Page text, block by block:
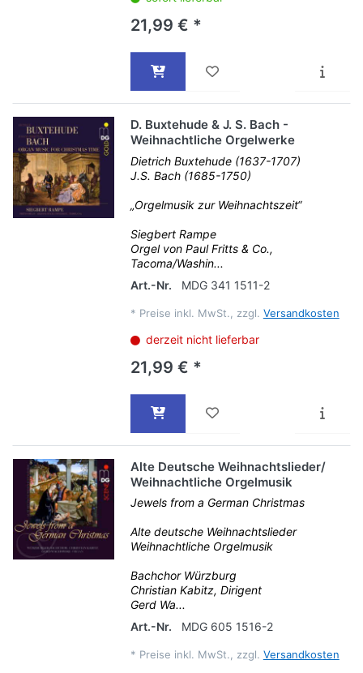
21,99 € *
D. Buxtehude & J. S. Bach -
Weihnachtliche Orgelwerke
Dietrich Buxtehude (1637-1707)
J.S. Bach (1685-1750)
„Orgelmusik zur Weihnachtszeit“
Siegbert Rampe
Orgel von Paul Fritts & Co.,
Tacoma/Washin...
Art.-Nr.
MDG 341 1511-2
* Preise inkl. MwSt., zzgl. Versandkosten
derzeit nicht lieferbar
21,99 € *
Alte Deutsche Weihnachtslieder/
Weihnachtliche Orgelmusik
Jewels from a German Christmas
Alte deutsche Weihnachtslieder
Weihnachtliche Orgelmusik
Bachchor Würzburg
Christian Kabitz, Dirigent
Gerd Wa...
Art.-Nr.
MDG 605 1516-2
* Preise inkl. MwSt., zzgl. Versandkosten